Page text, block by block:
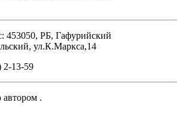
453050, РБ, Гафурийский
ул.К.Маркса,14
2-13-59
автором .